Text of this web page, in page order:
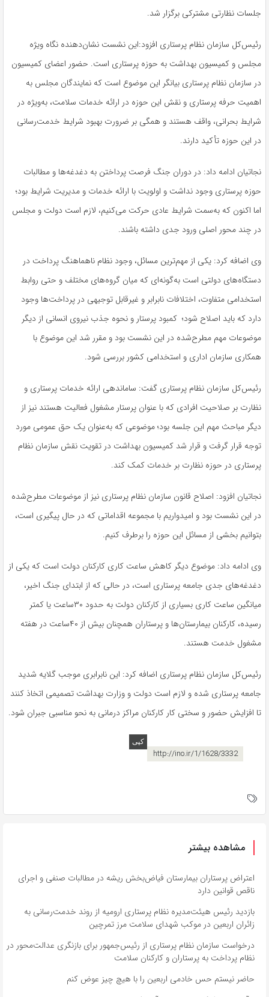
جلسات نظارتی مشترکی برگزار شد.
رئیس‌کل سازمان نظام پرستاری افزود:این نشست نشان‌دهنده نگاه ویژه
مجلس و کمیسیون بهداشت به حوزه پرستاری است. حضور اعضای کمیسیون
در سازمان نظام پرستاری بیانگر این موضوع است که نمایندگان مجلس به
اهمیت حرفه پرستاری و نقش این حوزه در ارائه خدمات سلامت، به‌ویژه در
شرایط بحرانی، واقف هستند و همگی بر ضرورت بهبود شرایط خدمت‌رسانی
در این حوزه تأکید دارند.
نجاتیان ادامه داد: در دوران جنگ فرصت پرداختن به دغدغه‌ها و مطالبات
حوزه پرستاری وجود نداشت و اولویت با ارائه خدمات و مدیریت شرایط بود؛
اما اکنون که به‌سمت شرایط عادی حرکت می‌کنیم، لازم است دولت و مجلس
در چند محور اصلی ورود جدی داشته باشند.
وی اضافه کرد: یکی از مهم‌ترین مسائل، وجود نظام ناهماهنگ پرداخت در
دستگاه‌های دولتی است به‌گونه‌ای که میان گروه‌های مختلف و حتی روابط
استخدامی متفاوت، اختلافات نابرابر و غیرقابل توجیهی در پرداخت‌ها وجود
دارد که باید اصلاح شود؛ کمبود پرستار و نحوه جذب نیروی انسانی از دیگر
موضوعات مهم مطرح‌شده در این نشست بود و مقرر شد این موضوع با
همکاری سازمان اداری و استخدامی کشور بررسی شود.
رئیس‌کل سازمان نظام پرستاری گفت: ساماندهی ارائه خدمات پرستاری و
نظارت بر صلاحیت افرادی که با عنوان پرستار مشغول فعالیت هستند نیز از
دیگر مباحث مهم این جلسه بود؛ موضوعی که به‌عنوان یک حق عمومی مورد
توجه قرار گرفت و قرار شد کمیسیون بهداشت در تقویت نقش سازمان نظام
پرستاری در حوزه نظارت بر خدمات کمک کند.
نجاتیان افزود: اصلاح قانون سازمان نظام پرستاری نیز از موضوعات مطرح‌شده
در این نشست بود و امیدواریم با مجموعه اقداماتی که در حال پیگیری است،
بتوانیم بخشی از مسائل این حوزه را برطرف کنیم.
وی ادامه داد: موضوع دیگر کاهش ساعت کاری کارکنان دولت است که یکی از
دغدغه‌های جدی جامعه پرستاری است، در حالی که از ابتدای جنگ اخیر،
میانگین ساعت کاری بسیاری از کارکنان دولت به حدود ۳۰ساعت یا کمتر
رسیده، کارکنان بیمارستان‌ها و پرستاران همچنان بیش از ۴۰ساعت در هفته
مشغول خدمت هستند.
رئیس‌کل سازمان نظام پرستاری اضافه کرد: این نابرابری موجب گلایه شدید
جامعه پرستاری شده و لازم است دولت و وزارت بهداشت تصمیمی اتخاذ کنند
تا افزایش حضور و سختی کار کارکنان مراکز درمانی به نحو مناسبی جبران شود.
http://ino.ir/1/1628/3332
مشاهده بیشتر
اعتراض پرستاران بیمارستان فیاض‌بخش ریشه در مطالبات صنفی و اجرای
ناقص قوانین دارد
بازدید رئیس هیئت‌مدیره نظام پرستاری ارومیه از روند خدمت‌رسانی به
زائران اربعین در موکب شهدای سلامت مرز تمرچین
درخواست سازمان نظام پرستاری از رئیس‌جمهور برای بازنگری عدالت‌محور در
نظام پرداخت به پرستاران و کارکنان سلامت
حاضر نیستم حس خادمی اربعین را با هیچ چیز عوض کنم